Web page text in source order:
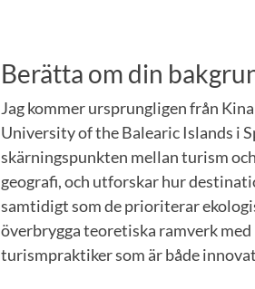
Berätta om din
Jag kommer ursprungligen från
University of the Balearic Islands i
skärningspunkten mellan turism
geografi, och utforskar hur
samtidigt som de prioriterar
överbrygga teoretiska ramverk
turismpraktiker som är både